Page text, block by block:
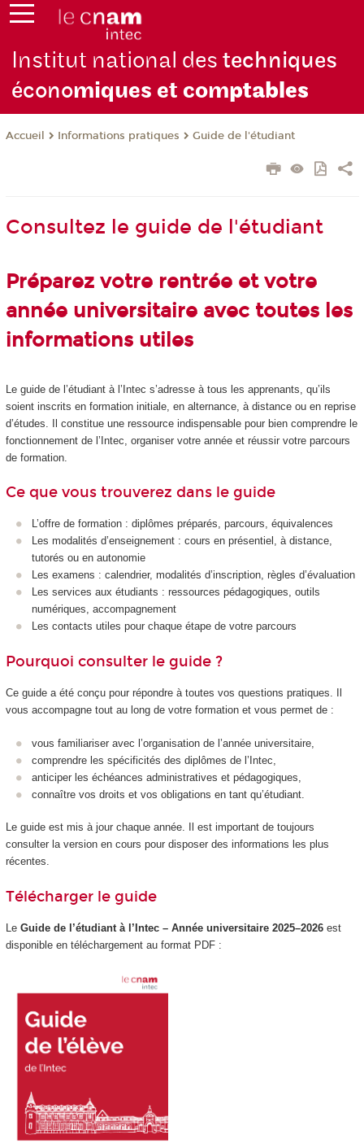
Institut national destechniques
économiques et comptables
Accueil Informations pratiques Guide de l'étudiant
Consultez le guide de l'étudiant
Préparez votre rentrée et votre
année universitaire avec toutes les
informations utiles
Le guide de l’étudiant à l’Intec s’adresse à tous les apprenants, qu’ils
soient inscrits en formation initiale, en alternance, à distance ou en reprise
d’études. Il constitue une ressource indispensable pour bien comprendre le
fonctionnement de l’Intec, organiser votre année et réussir votre parcours
de formation.
Ce que vous trouverez dans le guide
L’offre de formation : diplômes préparés, parcours, équivalences
Les modalités d’enseignement : cours en présentiel, à distance,
tutorés ou en autonomie
Les examens : calendrier, modalités d’inscription, règles d’évaluation
Les services aux étudiants : ressources pédagogiques, outils
numériques, accompagnement
Les contacts utiles pour chaque étape de votre parcours
Pourquoi consulter le guide ?
Ce guide a été conçu pour répondre à toutes vos questions pratiques. Il
vous accompagne tout au long de votre formation et vous permet de :
vous familiariser avec l’organisation de l’année universitaire,
comprendre les spécificités des diplômes de l’Intec,
anticiper les échéances administratives et pédagogiques,
connaître vos droits et vos obligations en tant qu’étudiant.
Le guide est mis à jour chaque année. Il est important de toujours
consulter la version en cours pour disposer des informations les plus
récentes.
Télécharger le guide
Le Guide de l’étudiant à l’Intec – Année universitaire 2025–2026est
disponible en téléchargement au format PDF :